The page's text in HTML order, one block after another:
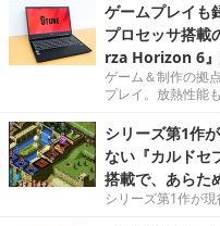
ゲームプレイも
プロセッサ搭載
rza Horizon 6
ゲーム＆制作の拠
プレイ。放熱性能
シリーズ第1作
ない『カルドセ
搭載で、あらた
シリーズ第1作が